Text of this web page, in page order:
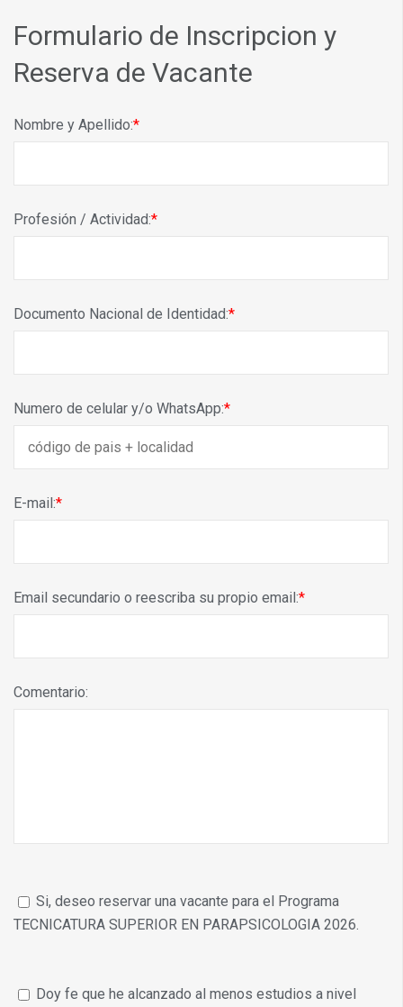
Formulario de Inscripcion y
Reserva de Vacante
Nombre y Apellido:
Profesión / Actividad:
Documento Nacional de Identidad:
Numero de celular y/o WhatsApp:
E-mail:
Email secundario o reescriba su propio email:
Comentario:
Si, deseo reservar una vacante para el Programa
TECNICATURA SUPERIOR EN PARAPSICOLOGIA 2026.
Doy fe que he alcanzado al menos estudios a nivel